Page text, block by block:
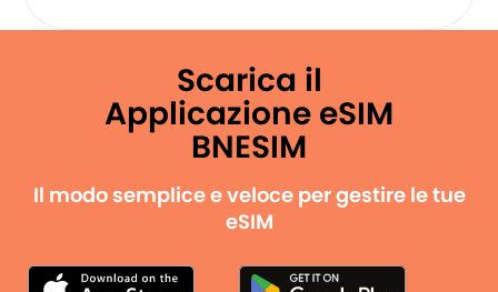
Scarica il
Applicazione eSIM
BNESIM
Il modo semplice e veloce per gestire le tue
eSIM